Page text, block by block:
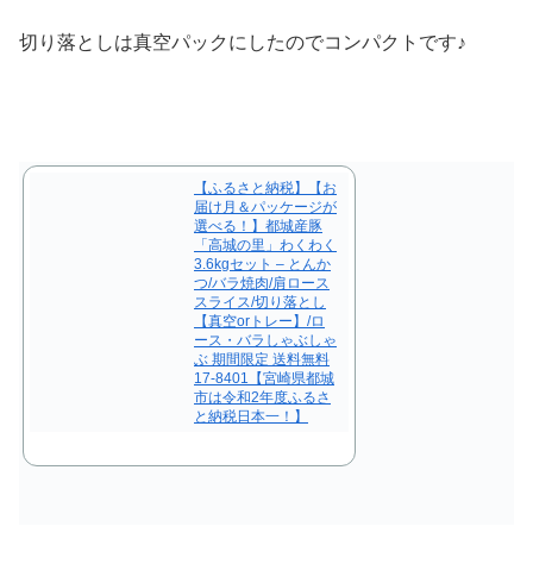
切り落としは真空パックにしたのでコンパクトです♪
【ふるさと納税】【お
届け月＆パッケージが
選べる！】都城産豚
「高城の里」わくわく
3.6kgセット – とんか
つ/バラ焼肉/肩ロース
スライス/切り落とし
【真空orトレー】/ロ
ース・バラしゃぶしゃ
ぶ 期間限定 送料無料
17-8401【宮崎県都城
市は令和2年度ふるさ
と納税日本一！】